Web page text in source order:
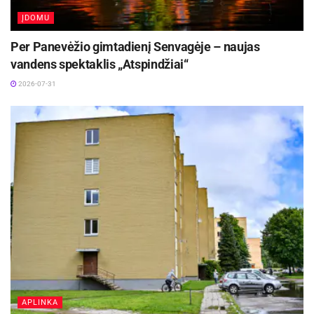
ĮDOMU
Per Panevėžio gimtadienį Senvagėje – naujas
vandens spektaklis „Atspindžiai“
2026-07-31
APLINKA